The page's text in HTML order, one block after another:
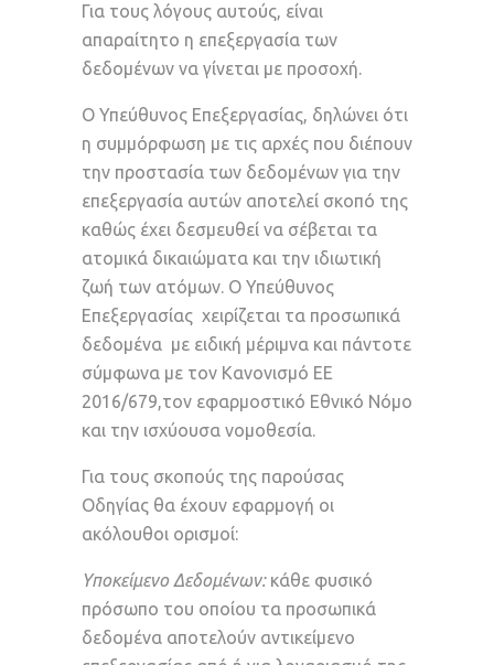
Για τους λόγους αυτούς, είναι
απαραίτητο η επεξεργασία των
δεδομένων να γίνεται με προσοχή.
Ο Υπεύθυνος Επεξεργασίας, δηλώνει ότι
η συμμόρφωση με τις αρχές που διέπουν
την προστασία των δεδομένων για την
επεξεργασία αυτών αποτελεί σκοπό της
καθώς έχει δεσμευθεί να σέβεται τα
ατομικά δικαιώματα και την ιδιωτική
ζωή των ατόμων. Ο Υπεύθυνος
Επεξεργασίας χειρίζεται τα προσωπικά
δεδομένα με ειδική μέριμνα και πάντοτε
σύμφωνα με τον Κανονισμό ΕΕ
2016/679,τον εφαρμοστικό Εθνικό Νόμο
και την ισχύουσα νομοθεσία.
Για τους σκοπούς της παρούσας
Οδηγίας θα έχουν εφαρμογή οι
ακόλουθοι ορισμοί:
Υποκείμενο Δεδομένων:κάθε φυσικό
πρόσωπο του οποίου τα προσωπικά
δεδομένα αποτελούν αντικείμενο